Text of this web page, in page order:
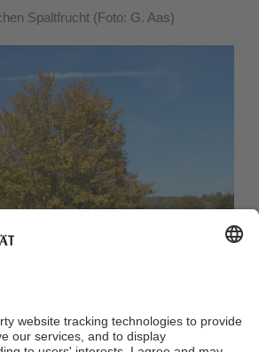
Spaltfrucht (Foto: G. Aas)
(Foto: G. Aas)